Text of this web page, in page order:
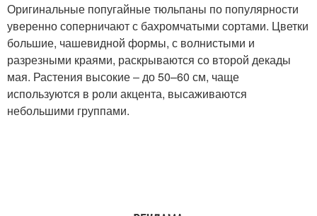
Оригинальные попугайные тюльпаны по популярности
уверенно соперничают с бахромчатыми сортами. Цветки
большие, чашевидной формы, с волнистыми и
разрезными краями, раскрываются со второй декады
мая. Растения высокие ‒ до 50–60 см, чаще
используются в роли акцента, высаживаются
небольшими группами.